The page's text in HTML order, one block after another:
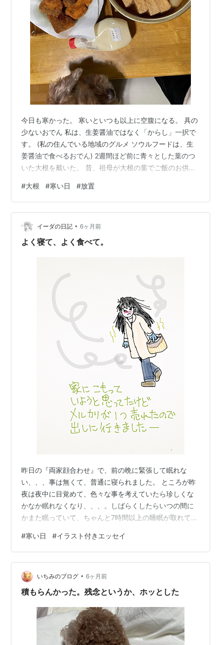
今日も寒かった。 寒いといつも以上に空腹になる。 具の
少ないおでん 私は、生姜醤油ではなく「からし」一択で
す。 (私の住んでいる地域のグルメ ソウルフードは、生
姜醤油で食べるおでん) 2週間ほど前に青々とした葉のつ
いた大根を戴いた。 昔、祖母が大根の葉でご飯のお供を
飯食べたいなぁ。 あの味には、ならないんだよなぁ。 と
しみじみ思い出しながら、 葉を切り取った大根をエアコ
ンの室外機の上に放置 (へにょへにょだけど水分は、しっ
かりあった) これがまたいい具合に美味しい大根が出来上
がりました。 こんな風にして使うのも有りなんですね 私
#大根 #寒い日 #放置
イーダの日記 • 6ヶ月前
よく寝て、よく食べて。
昨日の『両家顔合わせ』で、前の晩に緊張して眠れな
い、、、事は無くて、普通に寝られました。 ところが昨
夜は夜中に目覚めて、色々な事を考えていたら珍しくな
かなか眠れなくなり、、、。しばらくしたらいつの間に
かまた眠っていて、ちゃんと7時間以上の睡眠が取れてホ
れて、長男は結婚することになり、そして夫は来月で定
年退職と、色々な事が続きます。 昨日は会食の後に、手
続きの事や、夫の退職後の住まいについて2人で喫茶店で
話したのです。 それにしても、別居する事になる前は全
くの別行動で、話す事も殆ど無くなっていたのに、離れ
#寒い日 #イラスト付きエッセイ
いちみのブログ • 6ヶ月前
積もらんかった。残念というか、ホッとした